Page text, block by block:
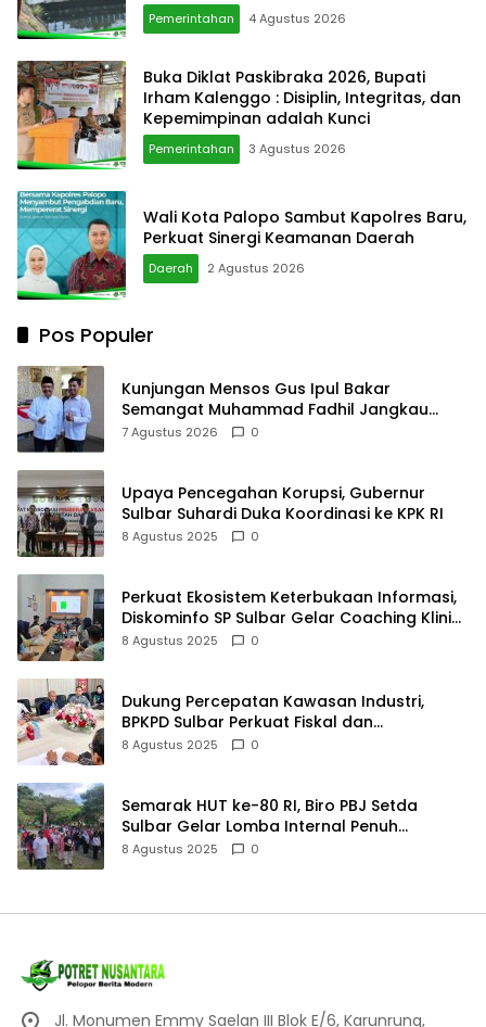
Pemerintahan 4 Agustus 2026
Buka Diklat Paskibraka 2026, Bupati
Irham Kalenggo : Disiplin, Integritas, dan
Kepemimpinan adalah Kunci
Pemerintahan 3 Agustus 2026
Wali Kota Palopo Sambut Kapolres Baru,
Perkuat Sinergi Keamanan Daerah
Daerah 2 Agustus 2026
Pos Populer
Kunjungan Mensos Gus Ipul Bakar
Semangat Muhammad Fadhil Jangkau
Anak Keluarga Sangat Kurang Mampu
7 Agustus 2026 0
Upaya Pencegahan Korupsi, Gubernur
Sulbar Suhardi Duka Koordinasi ke KPK RI
8 Agustus 2025 0
Perkuat Ekosistem Keterbukaan Informasi,
Diskominfo SP Sulbar Gelar Coaching Klinik
PPID
8 Agustus 2025 0
Dukung Percepatan Kawasan Industri,
BPKPD Sulbar Perkuat Fiskal dan
Perencanaan Pendapatan
8 Agustus 2025 0
Semarak HUT ke-80 RI, Biro PBJ Setda
Sulbar Gelar Lomba Internal Penuh
Kebersamaan
8 Agustus 2025 0
Jl. Monumen Emmy Saelan III Blok E/6, Karunrung,